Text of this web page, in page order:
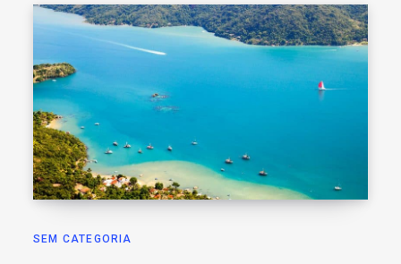
SEM CATEGORIA